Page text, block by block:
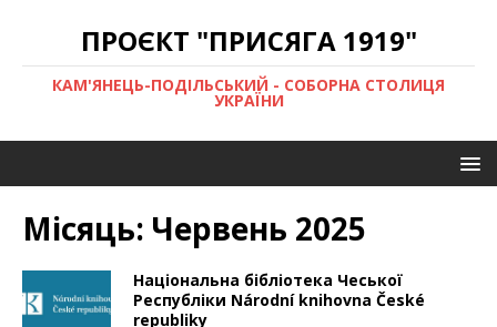
ПРОЄКТ "ПРИСЯГА 1919"
КАМ'ЯНЕЦЬ-ПОДІЛЬСЬКИЙ - СОБОРНА СТОЛИЦЯ
УКРАЇНИ
Місяць: Червень 2025
Національна бібліотека Чеської
Республіки Národní knihovna České
republiky